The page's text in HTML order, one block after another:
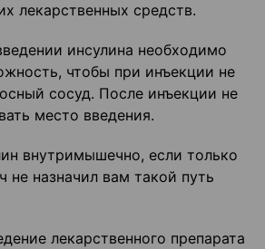
лекарственных средств.
инсулина необходимо
чтобы при инъекции не
сосуд. После инъекции не
место введения.
внутримышечно, если только
не назначил вам такой путь
лекарственного препарата